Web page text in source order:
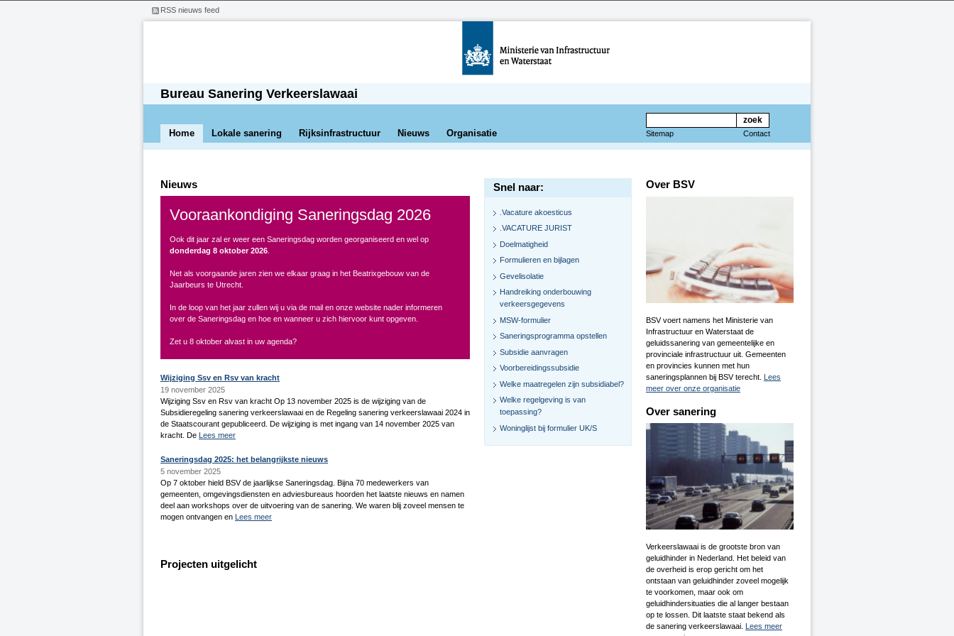
Bureau Sanering Verkeerslawaai
Home Lokale sanering Rijksinfrastructuur Nieuws Organisatie Contact
Sitemap
Nieuws
Vooraankondiging Saneringsdag 2026
Ook dit jaar zal er weer een Saneringsdag worden georganiseerd en wel op
donderdag 8 oktober 2026
Net als voorgaande jaren zien we elkaar graag in het Beatrixgebouw van de
Jaarbeurs te Utrecht.
In de loop van het jaar zullen wij u via de mail en onze website nader informeren
over de Saneringsdag en hoe en wanneer u zich hiervoor kunt opgeven.
Zet u 8 oktober alvast in uw agenda?
Wijziging Ssv en Rsv van kracht
19 november 2025
Wijziging Ssv en Rsv van kracht Op 13 november 2025 is de wijziging van de
Subsidieregeling sanering verkeerslawaai en de Regeling sanering verkeerslawaai 2024 in
de Staatscourant gepubliceerd. De wijziging is met ingang van 14 november 2025 van
kracht. De Lees meer
Saneringsdag 2025: het belangrijkste nieuws
5 november 2025
Op 7 oktober hield BSV de jaarlijkse Saneringsdag. Bijna 70 medewerkers van
gemeenten, omgevingsdiensten en adviesbureaus hoorden het laatste nieuws en namen
deel aan workshops over de uitvoering van de sanering. We waren blij zoveel mensen te
mogen ontvangen en Lees meer
Projecten uitgelicht
Snel naar:
.Vacature akoesticus
.VACATURE JURIST
Doelmatigheid
Formulieren en bijlagen
Gevelisolatie
Handreiking onderbouwing
verkeersgegevens
MSW-formulier
Saneringsprogramma opstellen
Subsidie aanvragen
Voorbereidingssubsidie
Welke maatregelen zijn subsidiabel?
Welke regelgeving is van
toepassing?
Woninglijst bij formulier UK/S
Over BSV
BSV voert namens het Ministerie van
Infrastructuur en Waterstaat de
geluidssanering van gemeentelijke en
provinciale infrastructuur uit. Gemeenten
en provincies kunnen met hun
saneringsplannen bij BSV terecht. Lees
meer over onze organisatie
Over sanering
Verkeerslawaai is de grootste bron van
geluidhinder in Nederland. Het beleid van
de overheid is erop gericht om het
ontstaan van geluidhinder zoveel mogelijk
te voorkomen, maar ook om
geluidhindersituaties die al langer bestaan
op te lossen. Dit laatste staat bekend als
de sanering verkeerslawaai. Lees meer
RSS nieuws feed